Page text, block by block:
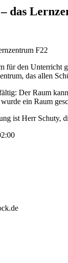
das
F22
für den
das allen
Der Raum
ein Raum
ist Herr Schuty,